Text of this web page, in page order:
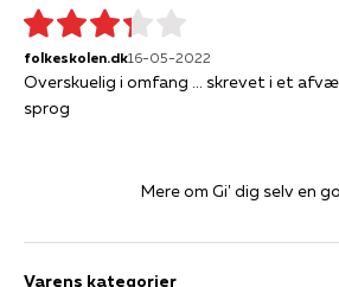
folkeskolen.dk16-05-2022
Overskuelig i omfang ... skrevet i et
sprog
Mere om Gi' dig selv en
Varens kategorier